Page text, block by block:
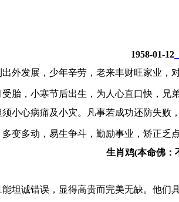
1958-01-12
外发展，少年辛劳，老来丰财旺家业，
胎，小寒节后出生，为人心直口快，
小心病痛及小灾。凡事若成功还防失败
变多动，易生争斗，勤励事业，矫正乏
生肖鸡(本命佛：
坦诚错误，显得高贵而完美无缺。他